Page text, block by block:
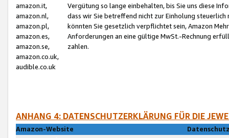
amazon.it,
amazon.nl,
amazon.pl,
amazon.es,
amazon.se,
amazon.co.uk,
audible.co.uk
Vergütung so lange einbehalten, bis Sie uns diese
dass wir Sie betreffend nicht zur Einholung
könnten Sie gesetzlich verpflichtet sein, Amazon
Anforderungen an eine gültige MwSt.-Rechnung
zahlen.
ANHANG 4: DATENSCHUTZERKLÄRUNG FÜR DIE
Amazon-Website